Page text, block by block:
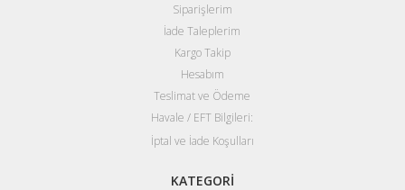
Siparişlerim
İade Taleplerim
Kargo Takip
Hesabım
Teslimat ve Ödeme
Havale / EFT Bilgileri:
İptal ve İade Koşulları
KATEGORİ